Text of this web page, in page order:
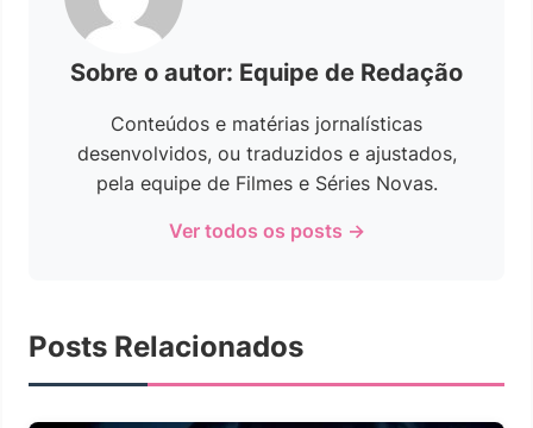
Sobre o autor: Equipe de Redação
Conteúdos e matérias jornalísticas
desenvolvidos, ou traduzidos e ajustados,
pela equipe de Filmes e Séries Novas.
Ver todos os posts →
Posts Relacionados